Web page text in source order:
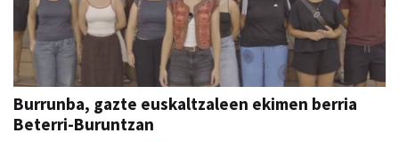
Burrunba, gazte euskaltzaleen ekimen berria
Beterri-Buruntzan